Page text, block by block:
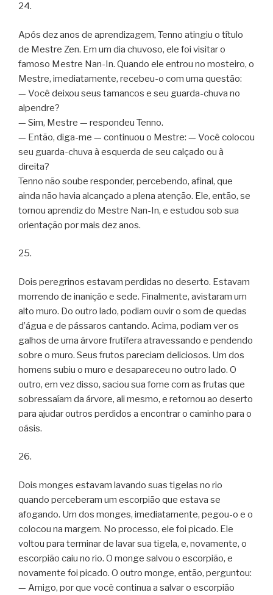
24.
Após dez anos de aprendizagem, Tenno atingiu o título
de Mestre Zen. Em um dia chuvoso, ele foi visitar o
famoso Mestre Nan-In. Quando ele entrou no mosteiro, o
Mestre, imediatamente, recebeu-o com uma questão:
— Você deixou seus tamancos e seu guarda-chuva no
alpendre?
— Sim, Mestre — respondeu Tenno.
— Então, diga-me — continuou o Mestre: — Você colocou
seu guarda-chuva à esquerda de seu calçado ou à
direita?
Tenno não soube responder, percebendo, afinal, que
ainda não havia alcançado a plena atenção. Ele, então, se
tornou aprendiz do Mestre Nan-In, e estudou sob sua
orientação por mais dez anos.
25.
Dois peregrinos estavam perdidas no deserto. Estavam
morrendo de inanição e sede. Finalmente, avistaram um
alto muro. Do outro lado, podiam ouvir o som de quedas
d’água e de pássaros cantando. Acima, podiam ver os
galhos de uma árvore frutífera atravessando e pendendo
sobre o muro. Seus frutos pareciam deliciosos. Um dos
homens subiu o muro e desapareceu no outro lado. O
outro, em vez disso, saciou sua fome com as frutas que
sobressaíam da árvore, ali mesmo, e retornou ao deserto
para ajudar outros perdidos a encontrar o caminho para o
oásis.
26.
Dois monges estavam lavando suas tigelas no rio
quando perceberam um escorpião que estava se
afogando. Um dos monges, imediatamente, pegou-o e o
colocou na margem. No processo, ele foi picado. Ele
voltou para terminar de lavar sua tigela, e, novamente, o
escorpião caiu no rio. O monge salvou o escorpião, e
novamente foi picado. O outro monge, então, perguntou:
— Amigo, por que você continua a salvar o escorpião